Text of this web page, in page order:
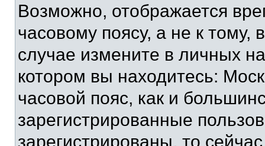
Возможно, отображается
часовому поясу, а не к тому,
случае измените в личных
котором вы находитесь:
часовой пояс, как и
зарегистрированные
зарегистрированы, то